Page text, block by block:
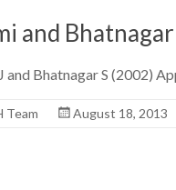
and
and Bhatnagar S (2002)
Team August 18, 2013